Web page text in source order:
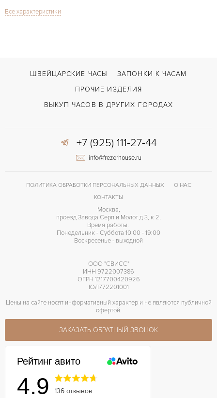
СТЕКЛО
Двойной сложности застежка
ДЛИНА БРАСЛЕТА, ДЛИННАЯ СТОРОНА
Все характеристики
ШВЕЙЦАРСКИЕ ЧАСЫ
ЗАПОНКИ К ЧАСАМ
ПРОЧИЕ ИЗДЕЛИЯ
ВЫКУП ЧАСОВ В ДРУГИХ ГОРОДАХ
+7 (925) 111-27-44
info@frezerhouse.ru
ПОЛИТИКА ОБРАБОТКИ ПЕРСОНАЛЬНЫХ ДАННЫХ
О НАС
КОНТАКТЫ
Москва,
проезд Завода Серп и Молот д 3, к 2,
Время работы:
Понедельник - Суббота 10:00 - 19:00
Воскресенье - выходной
ООО "СВИСС"
ИНН 9722007386
ОГРН 1217700420926
ЮЛ772201001
Цены на сайте носят информативный характер и не являются публичной
офертой.
ЗАКАЗАТЬ ОБРАТНЫЙ ЗВОНОК
Рейтинг авито
4.9 136 отзывов